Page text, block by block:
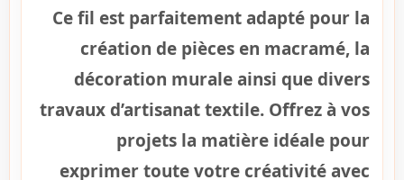
Ce fil est parfaitement adapté pour la
création de pièces en macramé, la
décoration murale ainsi que divers
travaux d’artisanat textile. Offrez à vos
projets la matière idéale pour
exprimer toute votre créativité avec